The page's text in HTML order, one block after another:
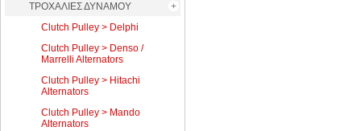
ΤΡΟΧΑΛΙΕΣ ΔΥΝΑΜΟΥ
Clutch Pulley > Delphi
Clutch Pulley > Denso /
Marrelli Alternators
Clutch Pulley > Hitachi
Alternators
Clutch Pulley > Mando
Alternators